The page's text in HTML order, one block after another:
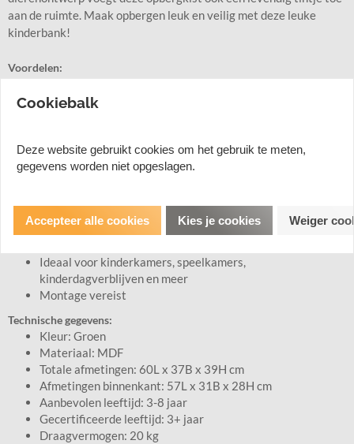
aan de ruimte. Maak opbergen leuk en veilig met deze leuke
kinderbank!
Voordelen:
Veel opbergruimte voor speelgoed, kussens, boeken en nog
veel meer
kan in elke hoek worden vergrendeld
Het veiligheidsscharnier voorkomt per ongeluk dichtslaan
Schattig dierenontwerp van de speelgoedopbergdoos voor
Ideaal voor kinderkamers, speelkamers,
kinderdagverblijven en meer
Montage vereist
Technische gegevens:
Kleur: Groen
Materiaal: MDF
Totale afmetingen: 60L x 37B x 39H cm
Afmetingen binnenkant: 57L x 31B x 28H cm
Aanbevolen leeftijd: 3-8 jaar
Gecertificeerde leeftijd: 3+ jaar
Draagvermogen: 20 kg
Cookiebalk
Deze website gebruikt cookies om het gebruik te meten,
gegevens worden niet opgeslagen.
Accepteer alle cookies Kies je cookies Weiger